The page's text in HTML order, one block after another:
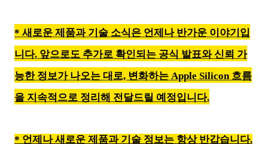
* 새로운 제품과 기술 소식은 언제나 반가운 이야기입
니다. 앞으로도 추가로 확인되는 공식 발표와 신뢰 가
능한 정보가 나오는 대로, 변화하는 Apple Silicon 흐름
을 지속적으로 정리해 전달드릴 예정입니다.
* 언제나 새로운 제품과 기술 정보는 항상 반갑습니다.